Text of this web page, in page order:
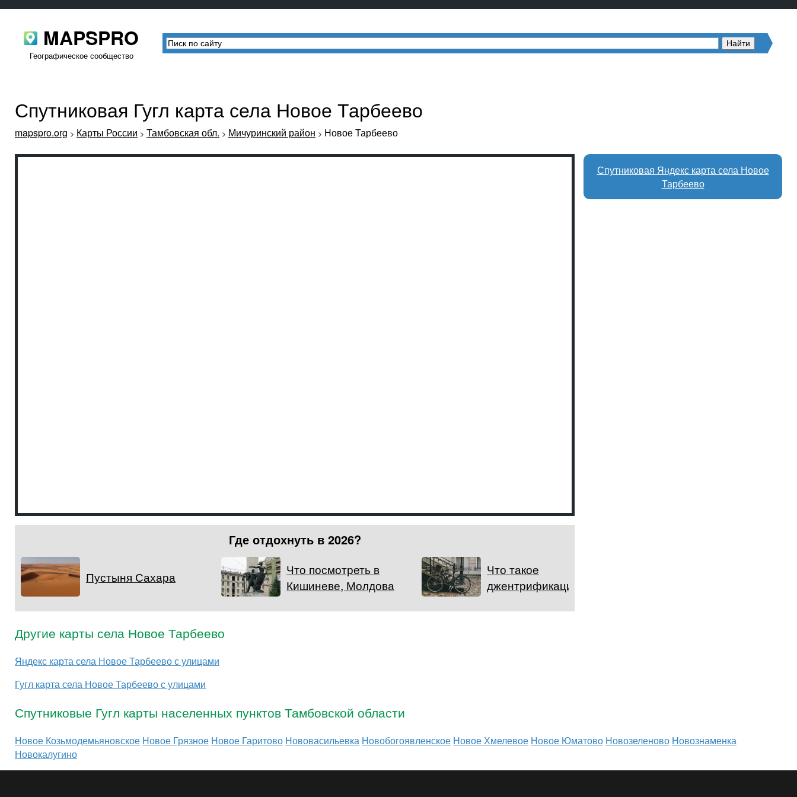
MAPSPRO
Географическое сообщество
Спутниковая Гугл карта села Новое Тарбеево
mapspro.org > Карты России > Тамбовская обл. > Мичуринский район > Новое Тарбеево
Где отдохнуть в 2026?
Пустыня Сахара
Что посмотреть в
Кишиневе, Молдова
Что такое
джентрификация?
Спутниковая Яндекс карта села Новое
Тарбеево
Другие карты села Новое Тарбеево
Яндекс карта села Новое Тарбеево с улицами
Гугл карта села Новое Тарбеево с улицами
Спутниковые Гугл карты населенных пунктов Тамбовской области
Новое Козьмодемьяновское Новое Грязное Новое Гаритово Нововасильевка Новобогоявленское Новое Хмелевое Новое Юматово Новозеленово Новознаменка
Новокалугино